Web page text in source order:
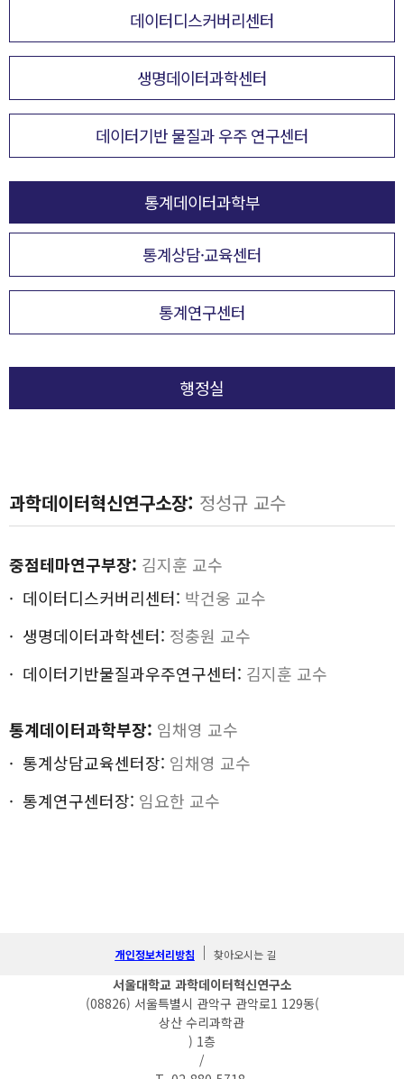
데이터디스커버리센터
생명데이터과학센터
데이터기반 물질과 우주 연구센터
통계데이터과학부
통계상담·교육센터
통계연구센터
행정실
과학데이터혁신연구소장: 정성규 교수
중점테마연구부장: 김지훈 교수
데이터디스커버리센터: 박건웅 교수
생명데이터과학센터: 정충원 교수
데이터기반물질과우주연구센터: 김지훈 교수
통계데이터과학부장: 임채영 교수
통계상담교육센터장: 임채영 교수
통계연구센터장: 임요한 교수
개인정보처리방침 찾아오시는 길
서울대학교 과학데이터혁신연구소
(08826) 서울특별시 관악구 관악로1 129동(
상산 수리과학관
) 1층
/